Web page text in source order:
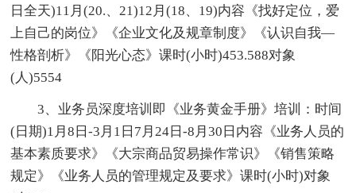
日全天)11月(20.、21)12月(18、19)内容《找好定位，爱
上自己的岗位》《企业文化及规章制度》《认识自我—
性格剖析》《阳光心态》课时(小时)453.588对象
(人)5554
3、业务员深度培训即《业务黄金手册》培训：时间
(日期)1月8日-3月1日7月24日-8月30日内容《业务人员的
基本素质要求》《大宗商品贸易操作常识》《销售策略
规定》《业务人员的管理规定及要求》课时(小时)对象